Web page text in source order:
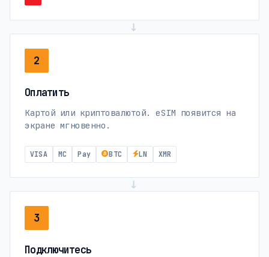
→
2
Оплатить
Картой или криптовалютой. eSIM появится на
экране мгновенно.
VISA MC Pay BTC LN XMR
3
Подключитесь